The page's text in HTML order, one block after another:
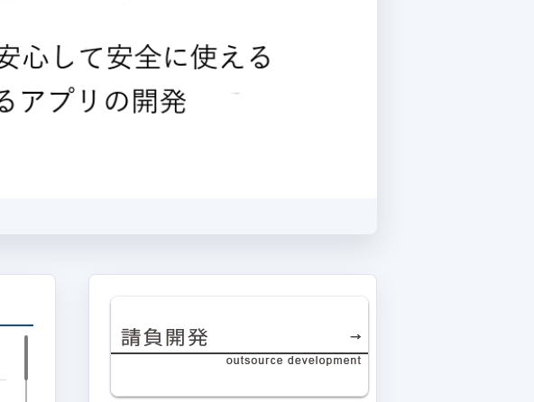
業務内容や要望をヒアリングさせて頂きベストプ
ラクティスなシステムのご提供を致します。